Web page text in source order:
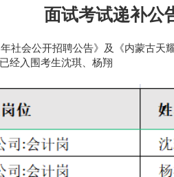
面试考试递补公
年社会公开招聘公告》及《内蒙古天
经入围考生沈琪、杨翔